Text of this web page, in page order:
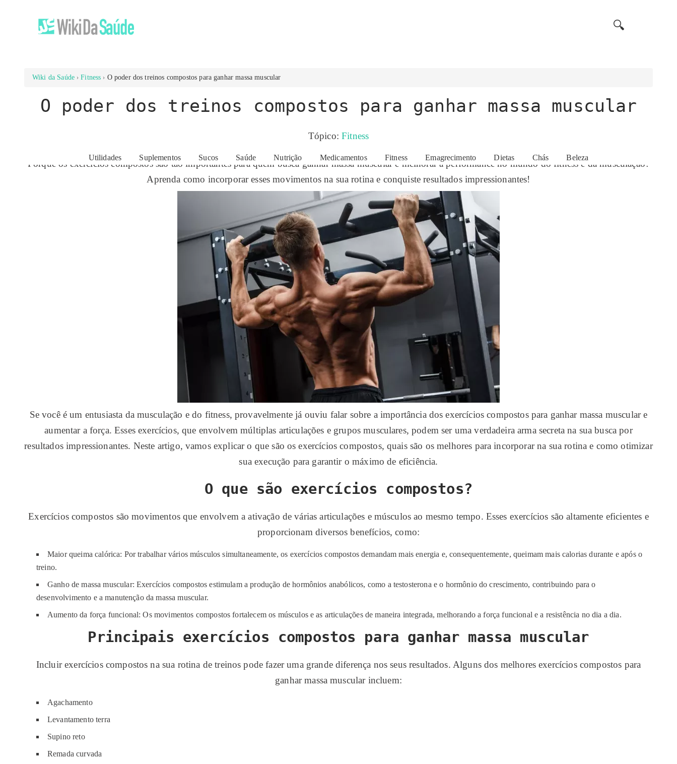
🔍
Utilidades Suplementos Sucos Saúde Nutrição Medicamentos Fitness Emagrecimento Dietas Chás Beleza
Wiki da Saúde Fitness O poder dos treinos compostos para ganhar massa muscular
O poder dos treinos compostos para ganhar massa muscular
Tópico:Fitness
Porque os exercícios compostos são tão importantes para quem busca ganhar massa muscular e melhorar a performance no mundo do fitness e da musculação?
Aprenda como incorporar esses movimentos na sua rotina e conquiste resultados impressionantes!
Se você é um entusiasta da musculação e do fitness, provavelmente já ouviu falar sobre a importância dos exercícios compostos para ganhar massa muscular e
aumentar a força. Esses exercícios, que envolvem múltiplas articulações e grupos musculares, podem ser uma verdadeira arma secreta na sua busca por
resultados impressionantes. Neste artigo, vamos explicar o que são os exercícios compostos, quais são os melhores para incorporar na sua rotina e como otimizar
sua execução para garantir o máximo de eficiência.
O que são exercícios compostos?
Exercícios compostos são movimentos que envolvem a ativação de várias articulações e músculos ao mesmo tempo. Esses exercícios são altamente eficientes e
proporcionam diversos benefícios, como:
Maior queima calórica: Por trabalhar vários músculos simultaneamente, os exercícios compostos demandam mais energia e, consequentemente, queimam mais calorias durante e após o
treino.
Ganho de massa muscular: Exercícios compostos estimulam a produção de hormônios anabólicos, como a testosterona e o hormônio do crescimento, contribuindo para o
desenvolvimento e a manutenção da massa muscular.
Aumento da força funcional: Os movimentos compostos fortalecem os músculos e as articulações de maneira integrada, melhorando a força funcional e a resistência no dia a dia.
Principais exercícios compostos para ganhar massa muscular
Incluir exercícios compostos na sua rotina de treinos pode fazer uma grande diferença nos seus resultados. Alguns dos melhores exercícios compostos para
ganhar massa muscular incluem:
Agachamento
Levantamento terra
Supino reto
Remada curvada